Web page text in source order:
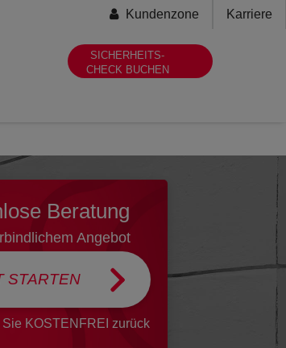
Secondary-
Kundenzone Karriere
SICHERHEITS-
CHECK BUCHEN
Beratung
Angebot
STARTEN
Sie KOSTENFREI zurück